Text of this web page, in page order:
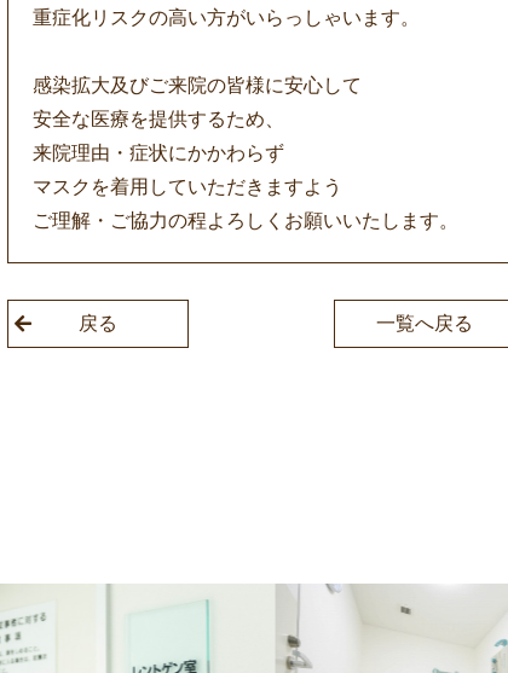
重症化リスクの高い方がいらっしゃいます。
感染拡大及びご来院の皆様に安心して
安全な医療を提供するため、
来院理由・症状にかかわらず
マスクを着用していただきますよう
ご理解・ご協力の程よろしくお願いいたします。
戻る 一覧へ戻る